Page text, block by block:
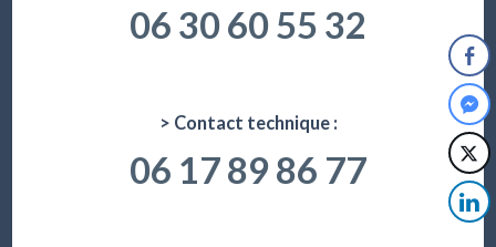
06 30 60 55 32
> Contact technique :
06 17 89 86 77